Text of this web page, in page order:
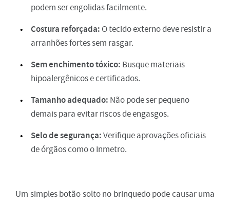
podem ser engolidas facilmente.
Costura reforçada: O tecido externo deve resistir a
arranhões fortes sem rasgar.
Sem enchimento tóxico: Busque materiais
hipoalergênicos e certificados.
Tamanho adequado: Não pode ser pequeno
demais para evitar riscos de engasgos.
Selo de segurança:Verifique aprovações oficiais
de órgãos como o Inmetro.
Um simples botão solto no brinquedo pode causar uma